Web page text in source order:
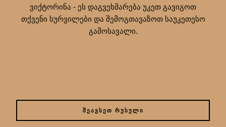
ვიქტორინა - ეს დაგვეხმარება უკეთ გავიგოთ
თქვენი სურვილები და შემოგთავაზოთ საუკეთესო
გამოსავალი.
ᲨᲔᲐᲕᲡᲔᲗ ᲠᲣᲡᲣᲚᲘ